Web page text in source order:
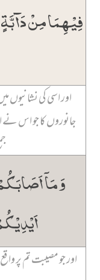
فِیۡہِمَا مِنۡ
اور اسی کی نشانیوں
جانوروں کا جو اس
وَ مَاۤ
اور جو مصیبت تم پر